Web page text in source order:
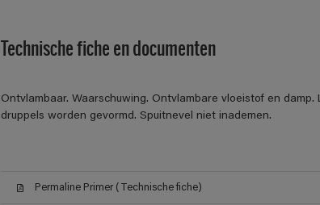
Technische fiche en documenten
Ontvlambaar. Waarschuwing. Ontvlambare vloeistof en
druppels worden gevormd. Spuitnevel niet inademen.
Permaline Primer (Technische fiche)